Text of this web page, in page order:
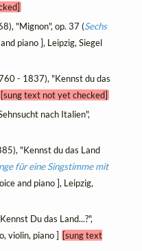
"Mignon", op. 37 (Sechs
piano ], Leipzig, Siegel
- 1837), "Kennst du das
[sung text not yet checked]
nach Italien",
"Kennst du das Land
für eine Singstimme mit
and piano ], Leipzig,
Du das Land...?",
violin, piano ] [sung text